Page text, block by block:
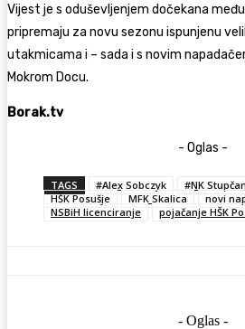
Vijest je s oduševljenjem dočekana
pripremaju za novu sezonu ispunjenu
utakmicama i – sada i s novim
Mokrom Docu.
Borak.tv
- Oglas -
TAGS #Alex Sobczyk #NK
HŠK Posušje
MFK Skalica
novi
NSBiH licenciranje
pojačanje HŠK
- Oglas -